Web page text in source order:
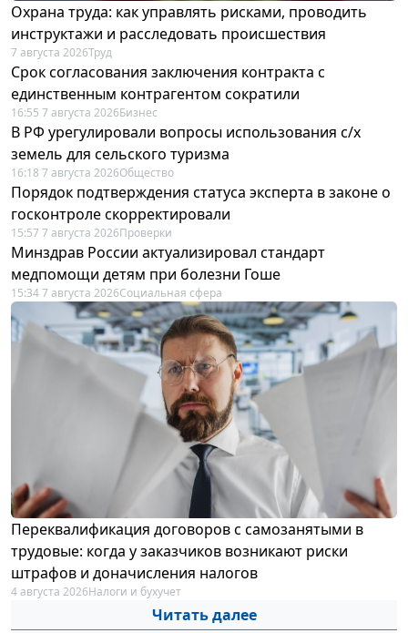
Охрана труда: как управлять рисками, проводить
инструктажи и расследовать происшествия
7 августа 2026Труд
Срок согласования заключения контракта с
единственным контрагентом сократили
16:55 7 августа 2026Бизнес
В РФ урегулировали вопросы использования с/х
земель для сельского туризма
16:18 7 августа 2026Общество
Порядок подтверждения статуса эксперта в законе о
госконтроле скорректировали
15:57 7 августа 2026Проверки
Минздрав России актуализировал стандарт
медпомощи детям при болезни Гоше
15:34 7 августа 2026Социальная сфера
Переквалификация договоров с самозанятыми в
трудовые: когда у заказчиков возникают риски
штрафов и доначисления налогов
4 августа 2026Налоги и бухучет
Читать далее